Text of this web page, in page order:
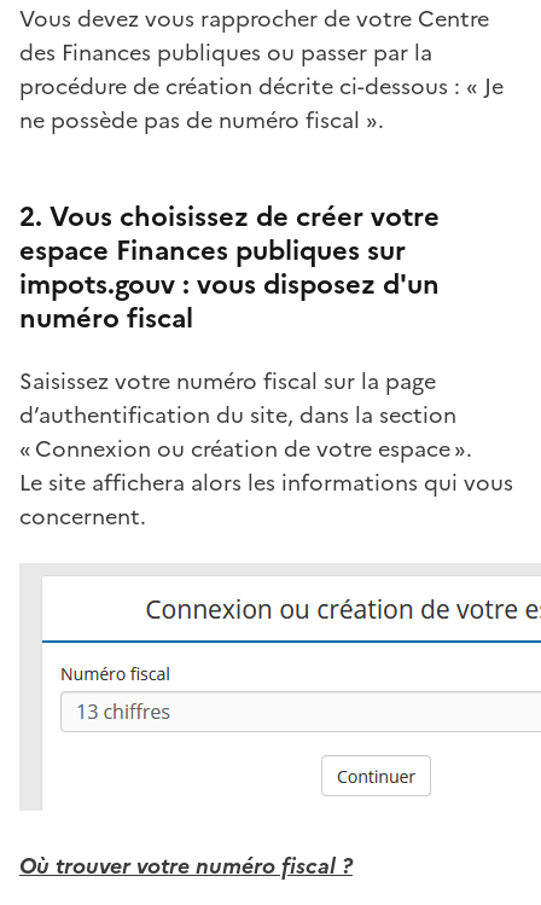
Vous devez vous rapprocher de votre Centre
des Finances publiques ou passer par la
procédure de création décrite ci-dessous : « Je
ne possède pas de numéro fiscal ».
2. Vous choisissez de créer votre
espace Finances publiques sur
impots.gouv : vous disposez d'un
numéro fiscal
Saisissez votre numéro fiscal sur la page
d’authentification du site, dans la section
« Connexion ou création de votre espace ».
Le site affichera alors les informations qui vous
concernent.
Où trouver votre numéro fiscal ?